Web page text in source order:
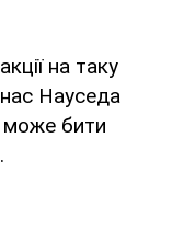
на таку
Науседа
може бити